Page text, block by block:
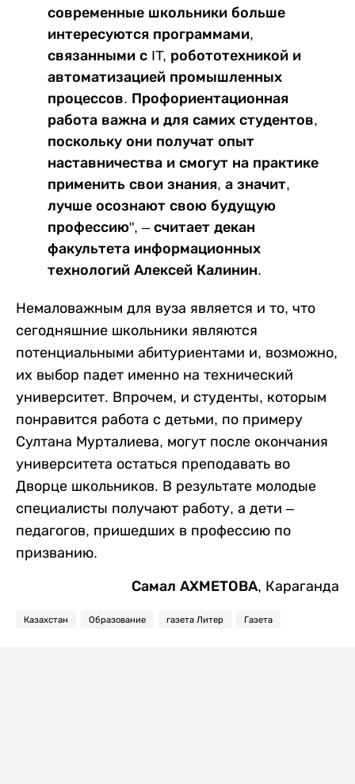
современные школьники больше
интересуются программами,
связанными с IT, робототехникой и
автоматизацией промышленных
процессов. Профориентационная
работа важна и для самих студентов,
поскольку они получат опыт
наставничества и смогут на практике
применить свои знания, а значит,
лучше осознают свою будущую
профессию", – считает декан
факультета информационных
технологий Алексей Калинин.
Немаловажным для вуза является и то, что
сегодняшние школьники являются
потенциальными абитуриентами и, возможно,
их выбор падет именно на технический
университет. Впрочем, и студенты, которым
понравится работа с детьми, по примеру
Султана Мурталиева, могут после окончания
университета остаться преподавать во
Дворце школьников. В результате молодые
специалисты получают работу, а дети –
педагогов, пришедших в профессию по
призванию.
Самал АХМЕТОВА, Караганда
Казахстан Образование газета Литер Газета